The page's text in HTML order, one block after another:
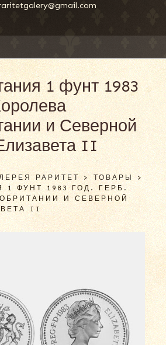
1 фунт 1983
и Северной
II
РАРИТЕТ >ТОВАРЫ>
1 ФУНТ 1983 ГОД. ГЕРБ.
И СЕВЕРНОЙ
II